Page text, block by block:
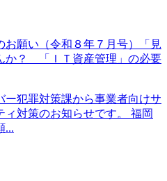
お願い（令和８年７月号）「見
か？ 「ＩＴ資産管理」の必要
ー犯罪対策課から事業者向けサ
ィ対策のお知らせです。 福岡
...